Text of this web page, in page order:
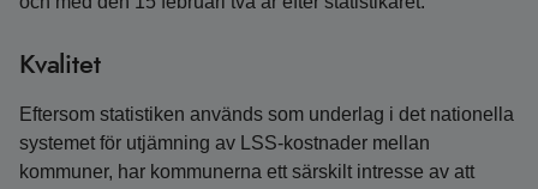
Kvalitet
Eftersom statistiken används som underlag i det nationella
systemet för utjämning av LSS-kostnader mellan
kommuner, har kommunerna ett särskilt intresse av att